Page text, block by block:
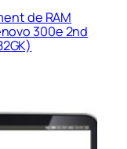
de RAM
300e 2nd